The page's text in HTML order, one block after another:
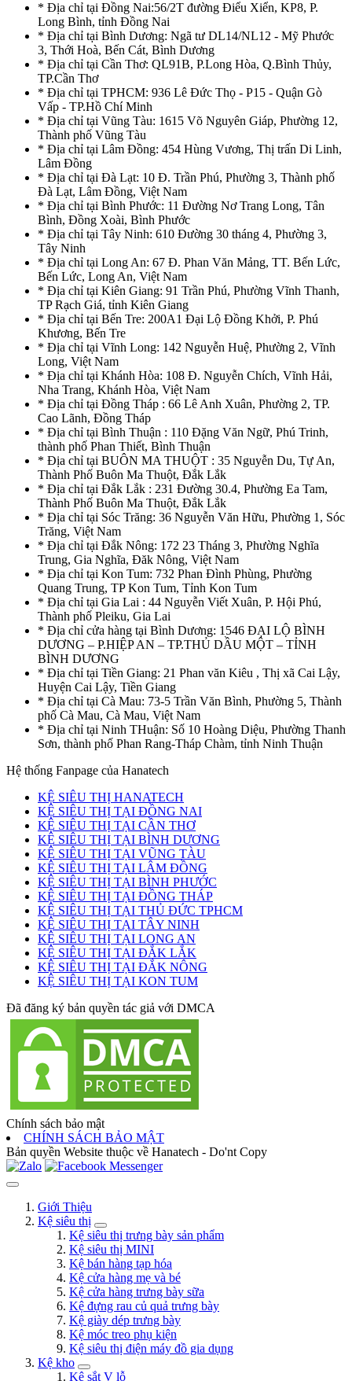
* Địa chỉ tại Đồng Nai:56/2T đường Điểu Xiển, KP8, P.
Long Bình, tỉnh Đồng Nai
* Địa chỉ tại Bình Dương: Ngã tư DL14/NL12 - Mỹ Phước
3, Thới Hoà, Bến Cát, Bình Dương
* Địa chỉ tại Cần Thơ: QL91B, P.Long Hòa, Q.Bình Thủy,
TP.Cần Thơ
* Địa chỉ tại TPHCM: 936 Lê Đức Thọ - P15 - Quận Gò
Vấp - TP.Hồ Chí Minh
* Địa chỉ tại Vũng Tàu: 1615 Võ Nguyên Giáp, Phường 12,
Thành phố Vũng Tàu
* Địa chỉ tại Lâm Đồng: 454 Hùng Vương, Thị trấn Di Linh,
Lâm Đồng
* Địa chỉ tại Đà Lạt: 10 Đ. Trần Phú, Phường 3, Thành phố
Đà Lạt, Lâm Đồng, Việt Nam
* Địa chỉ tại Bình Phước: 11 Đường Nơ Trang Long, Tân
Bình, Đồng Xoài, Bình Phước
* Địa chỉ tại Tây Ninh: 610 Đường 30 tháng 4, Phường 3,
Tây Ninh
* Địa chỉ tại Long An: 67 Đ. Phan Văn Mảng, TT. Bến Lức,
Bến Lức, Long An, Việt Nam
* Địa chỉ tại Kiên Giang: 91 Trần Phú, Phường Vĩnh Thanh,
TP Rạch Giá, tỉnh Kiên Giang
* Địa chỉ tại Bến Tre: 200A1 Đại Lộ Đồng Khởi, P. Phú
Khương, Bến Tre
* Địa chỉ tại Vĩnh Long: 142 Nguyễn Huệ, Phường 2, Vĩnh
Long, Việt Nam
* Địa chỉ tại Khánh Hòa: 108 Đ. Nguyễn Chích, Vĩnh Hải,
Nha Trang, Khánh Hòa, Việt Nam
* Địa chỉ tại Đồng Tháp : 66 Lê Anh Xuân, Phường 2, TP.
Cao Lãnh, Đồng Tháp
* Địa chỉ tại Bình Thuận : 110 Đặng Văn Ngữ, Phú Trinh,
thành phố Phan Thiết, Bình Thuận
* Địa chỉ tại BUÔN MA THUỘT : 35 Nguyễn Du, Tự An,
Thành Phố Buôn Ma Thuột, Đắk Lắk
* Địa chỉ tại Đắk Lắk : 231 Đường 30.4, Phường Ea Tam,
Thành Phố Buôn Ma Thuột, Đắk Lắk
* Địa chỉ tại Sóc Trăng: 36 Nguyễn Văn Hữu, Phường 1, Sóc
Trăng, Việt Nam
* Địa chỉ tại Đắk Nông: 172 23 Tháng 3, Phường Nghĩa
Trung, Gia Nghĩa, Đăk Nông, Việt Nam
* Địa chỉ tại Kon Tum: 732 Phan Đình Phùng, Phường
Quang Trung, TP Kon Tum, Tỉnh Kon Tum
* Địa chỉ tại Gia Lai : 44 Nguyễn Viết Xuân, P. Hội Phú,
Thành phố Pleiku, Gia Lai
* Địa chỉ cửa hàng tại Bình Dương: 1546 ĐẠI LỘ BÌNH
DƯƠNG – P.HIỆP AN – TP.THỦ DẦU MỘT – TỈNH
BÌNH DƯƠNG
* Địa chỉ tại Tiền Giang: 21 Phan văn Kiêu , Thị xã Cai Lậy,
Huyện Cai Lậy, Tiền Giang
* Địa chỉ tại Cà Mau: 73-5 Trần Văn Bình, Phường 5, Thành
phố Cà Mau, Cà Mau, Việt Nam
* Địa chỉ tại Ninh THuận: Số 10 Hoàng Diệu, Phường Thanh
Sơn, thành phố Phan Rang-Tháp Chàm, tỉnh Ninh Thuận
Hệ thống Fanpage của Hanatech
KỆ SIÊU THỊ HANATECH
KỆ SIÊU THỊ TẠI ĐỒNG NAI
KỆ SIÊU THỊ TẠI CẦN THƠ
KỆ SIÊU THỊ TẠI BÌNH DƯƠNG
KỆ SIÊU THỊ TẠI VŨNG TÀU
KỆ SIÊU THỊ TẠI LÂM ĐỒNG
KỆ SIÊU THỊ TẠI BÌNH PHƯỚC
KỆ SIÊU THỊ TẠI ĐỒNG THÁP
KỆ SIÊU THỊ TẠI THỦ ĐỨC TPHCM
KỆ SIÊU THỊ TẠI TÂY NINH
KỆ SIÊU THỊ TẠI LONG AN
KỆ SIÊU THỊ TẠI ĐẮK LẮK
KỆ SIÊU THỊ TẠI ĐẮK NÔNG
KỆ SIÊU THỊ TẠI KON TUM
Đã đăng ký bản quyền tác giả với DMCA
Chính sách bảo mật
CHÍNH SÁCH BẢO MẬT
Bản quyền Website thuộc về Hanatech - Do'nt Copy
Giới Thiệu
Kệ siêu thị
Kệ siêu thị trưng bày sản phẩm
Kệ siêu thị MINI
Kệ bán hàng tạp hóa
Kệ cửa hàng mẹ và bé
Kệ cửa hàng trưng bày sữa
Kệ đựng rau củ quả trưng bày
Kệ giày dép trưng bày
Kệ móc treo phụ kiện
Kệ siêu thị điện máy đồ gia dụng
Kệ kho
Kệ sắt V lỗ